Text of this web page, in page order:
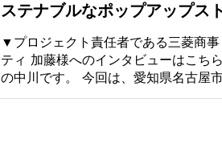
ステナブルなポップアップ
▼プロジェクト責任者である三菱商
ティ 加藤様へのインタビューはこち
の中川です。 今回は、愛知県名古屋